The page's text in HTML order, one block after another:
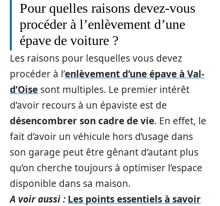
Pour quelles raisons devez-vous
procéder à l’enlèvement d’une
épave de voiture ?
Les raisons pour lesquelles vous devez
procéder à l’enlèvement d’une épave à Val-
d’Oise sont multiples. Le premier intérêt
d’avoir recours à un épaviste est de
désencombrer son cadre de vie. En effet, le
fait d’avoir un véhicule hors d’usage dans
son garage peut être gênant d’autant plus
qu’on cherche toujours à optimiser l’espace
disponible dans sa maison.
A voir aussi : Les points essentiels à savoir